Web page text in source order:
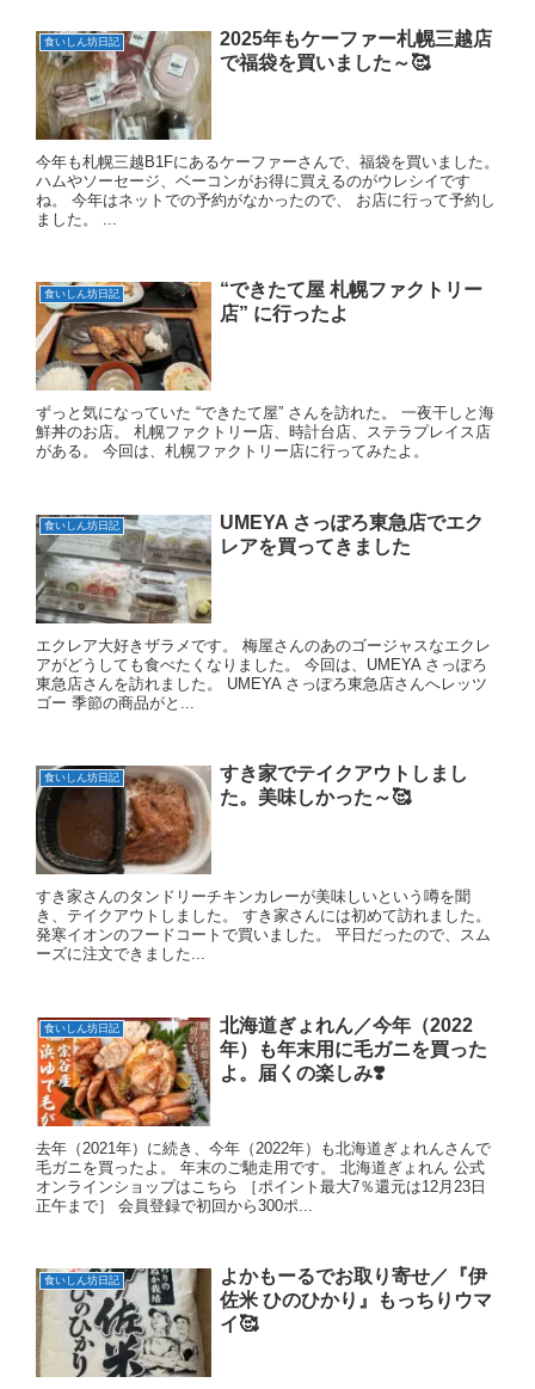
食いしん坊日記
2025年もケーファー札幌三越店
で福袋を買いました～🥰
今年も札幌三越B1Fにあるケーファーさんで、福袋を買いました。
ハムやソーセージ、ベーコンがお得に買えるのがウレシイです
ね。 今年はネットでの予約がなかったので、 お店に行って予約し
ました。 ...
食いしん坊日記
“できたて屋 札幌ファクトリー
店” に行ったよ
ずっと気になっていた “できたて屋” さんを訪れた。 一夜干しと海
鮮丼のお店。 札幌ファクトリー店、時計台店、ステラプレイス店
がある。 今回は、札幌ファクトリー店に行ってみたよ。
食いしん坊日記
UMEYA さっぽろ東急店でエク
レアを買ってきました
エクレア大好きザラメです。 梅屋さんのあのゴージャスなエクレ
アがどうしても食べたくなりました。 今回は、UMEYA さっぽろ
東急店さんを訪れました。 UMEYA さっぽろ東急店さんへレッツ
ゴー 季節の商品がと...
食いしん坊日記
すき家でテイクアウトしまし
た。美味しかった～🥰
すき家さんのタンドリーチキンカレーが美味しいという噂を聞
き、テイクアウトしました。 すき家さんには初めて訪れました。
発寒イオンのフードコートで買いました。 平日だったので、スム
ーズに注文できました...
食いしん坊日記
北海道ぎょれん／今年（2022
年）も年末用に毛ガニを買った
よ。届くの楽しみ❣️
去年（2021年）に続き、今年（2022年）も北海道ぎょれんさんで
毛ガニを買ったよ。 年末のご馳走用です。 北海道ぎょれん 公式
オンラインショップはこちら ［ポイント最大7％還元は12月23日
正午まで］ 会員登録で初回から300ポ...
食いしん坊日記
よかもーるでお取り寄せ／『伊
佐米 ひのひかり』もっちりウマ
イ🥰